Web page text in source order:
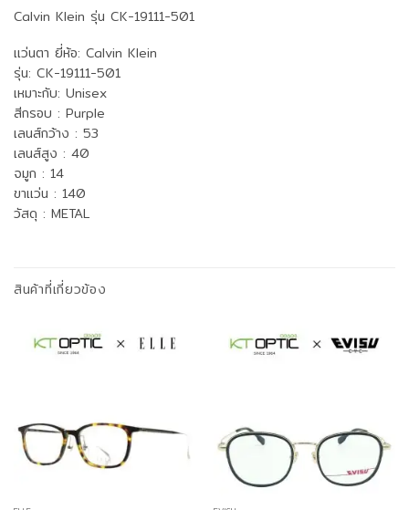
Calvin Klein รุ่น CK-19111-501
แว่นตา ยี่ห้อ: Calvin Klein
รุ่น: CK-19111-501
เหมาะกับ: Unisex
สีกรอบ : ‎Purple
เลนส์กว้าง : 53
เลนส์สูง : 40
จมูก : 14
ขาแว่น : 140
วัสดุ : METAL
สินค้าที่เกี่ยวข้อง